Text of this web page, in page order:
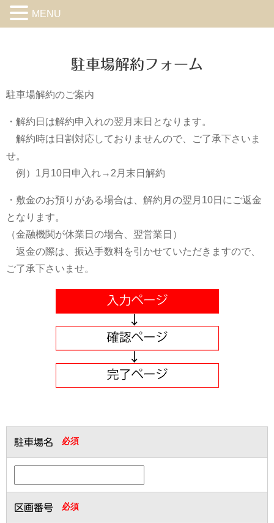
駐車場解約フォーム
駐車場解約のご案内
・解約日は解約申入れの翌月末日となります。
解約時は日割対応しておりませんので、ご了承下さいま
せ。
例）1月10日申入れ→2月末日解約
・敷金のお預りがある場合は、解約月の翌月10日にご返金
となります。
（金融機関が休業日の場合、翌営業日）
返金の際は、振込手数料を引かせていただきますので、
ご了承下さいませ。
駐車場名 必須
区画番号 必須
MENU